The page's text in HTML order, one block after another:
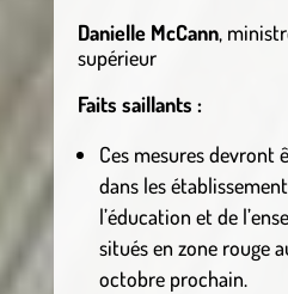
Danielle McCann,
supérieur
Faits saillants :
Ces mesures devront
dans les
l’éducation et de
situés en zone rouge
octobre prochain.